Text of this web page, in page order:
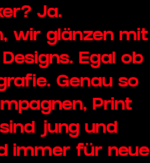
Ja.
wir glänzen mit
Egal ob
Genau so
Print
jung und
immer für neue